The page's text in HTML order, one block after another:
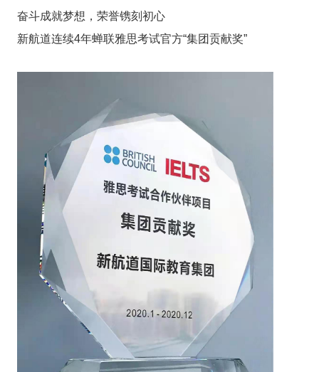
奋斗成就梦想，荣誉镌刻初心
新航道连续4年蝉联雅思考试官方“集团贡献奖”